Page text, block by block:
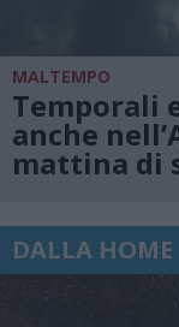
MALTEMPO
Temporali
anche
mattina di
DALLA HOME